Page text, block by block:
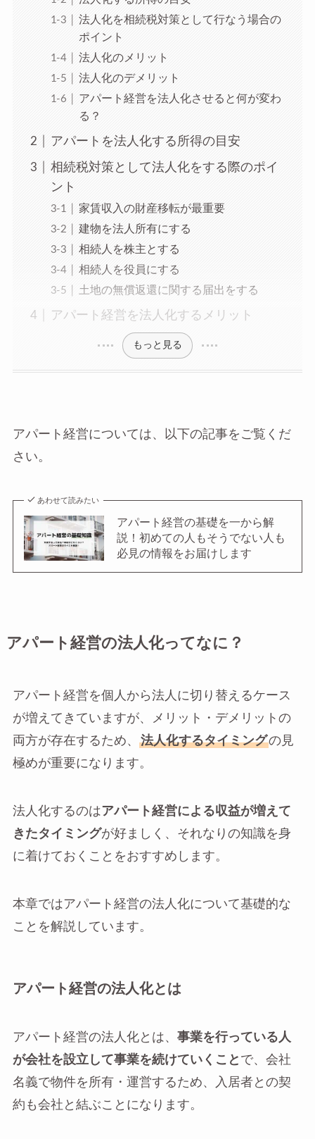
法人化を相続税対策として行なう場合の
ポイント
法人化のメリット
法人化のデメリット
アパート経営を法人化させると何が変わ
る？
アパートを法人化する所得の目安
相続税対策として法人化をする際のポイ
ント
家賃収入の財産移転が最重要
建物を法人所有にする
相続人を株主とする
相続人を役員にする
土地の無償返還に関する届出をする
アパート経営を法人化するメリット
もっと見る
アパート経営については、以下の記事をご覧くだ
さい。
あわせて読みたい
アパート経営の基礎を一から解
説！初めての人もそうでない人も
必見の情報をお届けします
アパート経営の法人化ってなに？
アパート経営を個人から法人に切り替えるケース
が増えてきていますが、メリット・デメリットの
両方が存在するため、
法人化するタイミングの見
極めが重要になります。
法人化するのはアパート経営による収益が増えて
きたタイミングが好ましく、それなりの知識を身
に着けておくことをおすすめします。
本章ではアパート経営の法人化について基礎的な
ことを解説しています。
アパート経営の法人化とは
アパート経営の法人化とは、 事業を行っている人
が会社を設立して事業を続けていくこと で、会社
名義で物件を所有・運営するため、入居者との契
約も会社と結ぶことになります。